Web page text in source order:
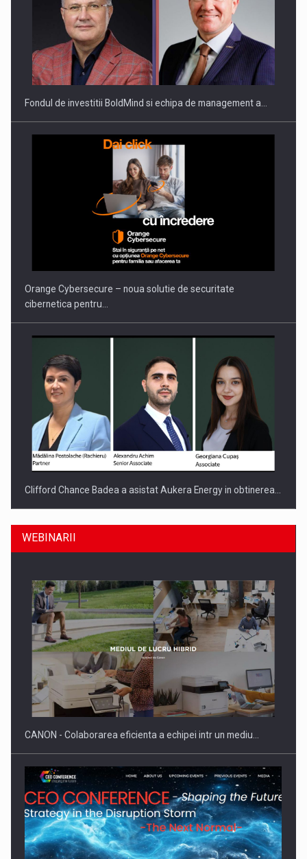
Fondul de investitii BoldMind si echipa de management a…
Orange Cybersecure – noua solutie de securitate
cibernetica pentru…
Clifford Chance Badea a asistat Aukera Energy in obtinerea…
SAPTE PERSONALITATI DIN MEDIUL DE AFACERI, ACADEMIC
SI INSTITUTIONAL…
WEBINARII
CANON - Colaborarea eficienta a echipei intr un mediu…